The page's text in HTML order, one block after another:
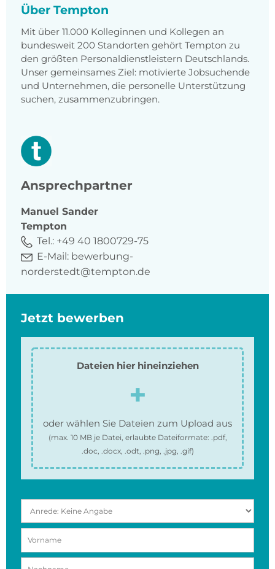
Über Tempton
Mit über 11.000 Kolleginnen und Kollegen an
bundesweit 200 Standorten gehört Tempton zu
den größten Personaldienstleistern Deutschlands.
Unser gemeinsames Ziel: motivierte Jobsuchende
und Unternehmen, die personelle Unterstützung
suchen, zusammenzubringen.
Ansprechpartner
Manuel Sander
Tempton
Tel.: +49 40 1800729-75
E-Mail: bewerbung-
norderstedt@tempton.de
Jetzt bewerben
Dateien hier hineinziehen
oder wählen Sie Dateien zum Upload aus
(max. 10 MBje Datei, erlaubte Dateiformate: .pdf,
.doc, .docx, .odt, .png, .jpg, .gif)